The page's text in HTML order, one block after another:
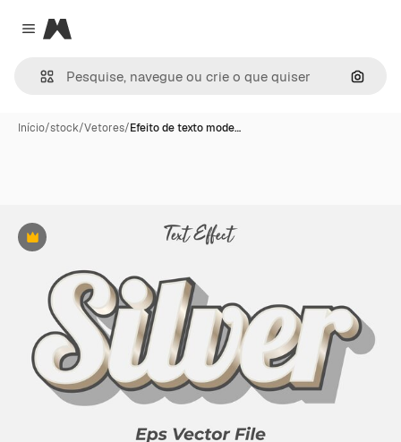
Close menu
Magnific
Início/stock/Vetores/Efeito de texto mode…
Premium